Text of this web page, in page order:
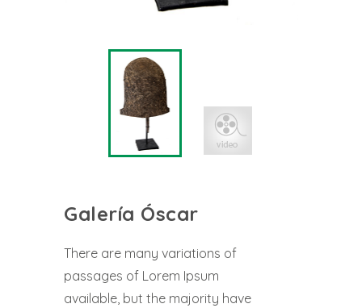
Galería Óscar
There are many variations of
passages of Lorem Ipsum
available, but the majority have